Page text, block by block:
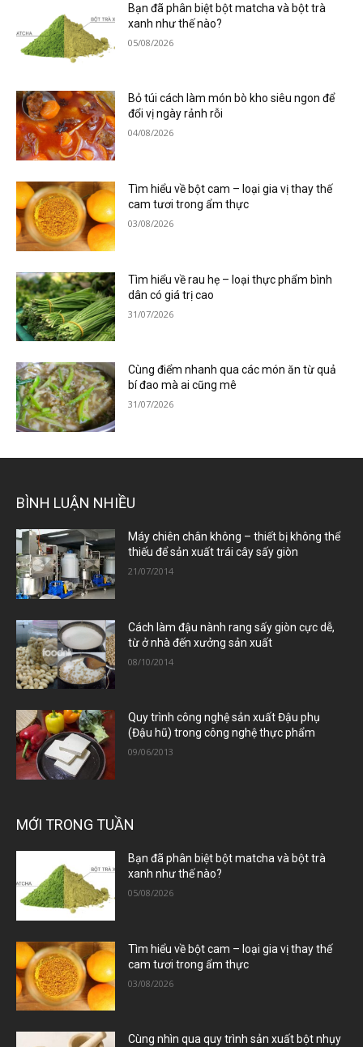
Bạn đã phân biệt bột matcha và bột trà
xanh như thế nào?
05/08/2026
Bỏ túi cách làm món bò kho siêu ngon để
đổi vị ngày rảnh rỗi
04/08/2026
Tìm hiểu về bột cam – loại gia vị thay thế
cam tươi trong ẩm thực
03/08/2026
Tìm hiểu về rau hẹ – loại thực phẩm bình
dân có giá trị cao
31/07/2026
Cùng điểm nhanh qua các món ăn từ quả
bí đao mà ai cũng mê
31/07/2026
BÌNH LUẬN NHIỀU
Máy chiên chân không – thiết bị không thể
thiếu để sản xuất trái cây sấy giòn
21/07/2014
Cách làm đậu nành rang sấy giòn cực dễ,
từ ở nhà đến xưởng sản xuất
08/10/2014
Quy trình công nghệ sản xuất Đậu phụ
(Đậu hũ) trong công nghệ thực phẩm
09/06/2013
MỚI TRONG TUẦN
Bạn đã phân biệt bột matcha và bột trà
xanh như thế nào?
05/08/2026
Tìm hiểu về bột cam – loại gia vị thay thế
cam tươi trong ẩm thực
03/08/2026
Cùng nhìn qua quy trình sản xuất bột nhụy